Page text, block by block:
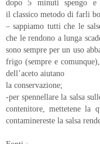
dopo 5 minuti spengo e
il classico metodo di farli
– sappiamo tutti che le
che le rendono a lunga
sono sempre per un uso
frigo (sempre e
dell’aceto aiutano
la conservazione;
-per spennellare la salsa
contenitore, mettetene la
contaminereste la salsa